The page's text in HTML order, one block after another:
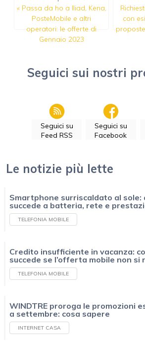
« Passa da ho a Iliad, Kena,
PosteMobile e altri
operatori: le offerte di
Gennaio 2023
con
Seguici sui nostri
Seguici su
Feed RSS
Seguici su
Facebook
Le notizie più lette
Smartphone surriscaldato al sole:
succede a batteria, rete e
TELEFONIA MOBILE
Credito insufficiente in vacanza:
succede se l’offerta mobile non si
TELEFONIA MOBILE
WINDTRE proroga le promozioni
a settembre: cosa sapere
INTERNET CASA